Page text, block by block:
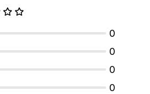
0
0
0
0